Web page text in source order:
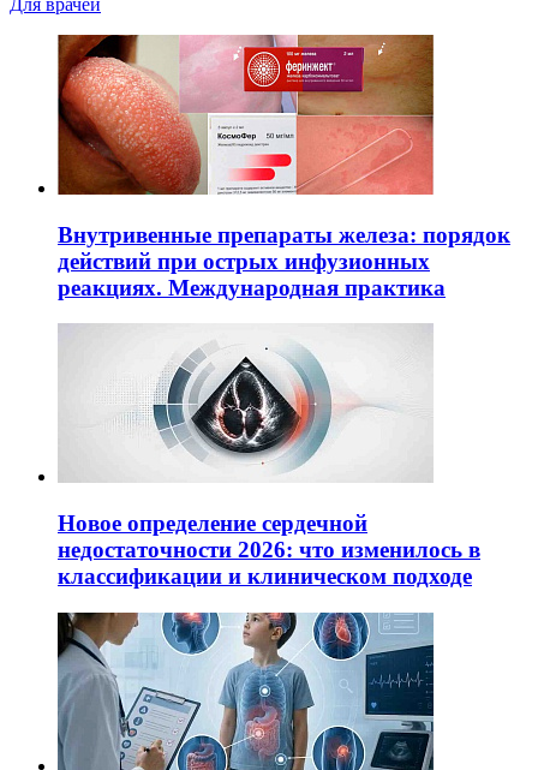
Для врачей
Внутривенные препараты железа: порядок
действий при острых инфузионных
реакциях. Международная практика
Новое определение сердечной
недостаточности 2026: что изменилось в
классификации и клиническом подходе